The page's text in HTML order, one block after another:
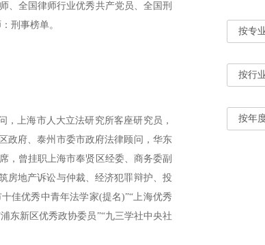
、全国律师行业优秀共产党员、全国刑
刑事榜单。
上海市人大立法研究所客座研究员，
政府、泰州市委市政府法律顾问，华东
，曾挂职上海市奉贤区经委、商务委副
房地产诉讼与仲裁、经济犯罪辩护、投
佳优秀中青年法学家(提名)”“上海优秀
东新区优秀政协委员”“九三学社中央社